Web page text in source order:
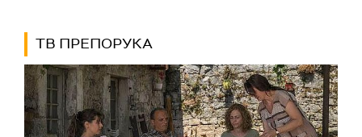
ТВ ПРЕПОРУКА